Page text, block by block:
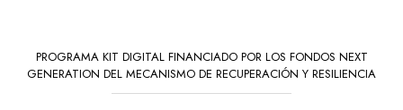
PROGRAMA KIT DIGITAL FINANCIADO POR LOS FONDOS NEXT
GENERATION DEL MECANISMO DE RECUPERACIÓN Y RESILIENCIA